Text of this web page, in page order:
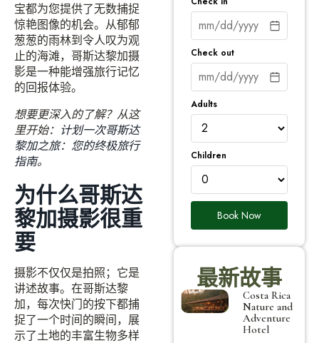
宝都为您提供了无数捕捉
惊艳图像的机会。从郁郁
葱葱的雨林到令人叹为观
止的海滩，哥斯达黎加摄
影是一种能增强旅行记忆
的回报体验。
想要更深入的了解？从这
里开始： 计划一次哥斯达
黎加之旅：您的终极旅行
指南。
为什么哥斯达
黎加摄影很重
要
摄影不仅仅是拍照；它是
讲述故事。在哥斯达黎
加，每次快门的按下都捕
捉了一个时间的瞬间，展
示了土地的丰富生物多样
Check out
Adults
Children
Book Now
最新故事
Costa Rica
Nature and
Adventure
Hotel